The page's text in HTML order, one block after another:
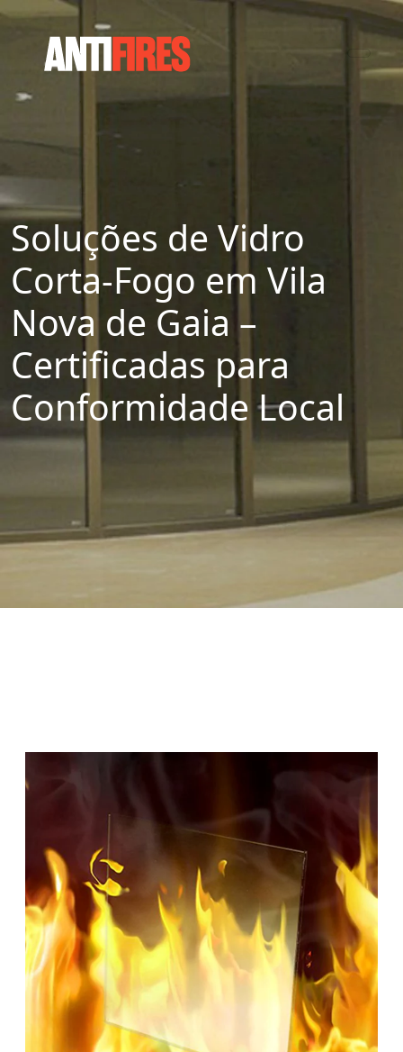
Soluções de Vidro
Corta-Fogo em Vila
Nova de Gaia –
Certificadas para
Conformidade Local